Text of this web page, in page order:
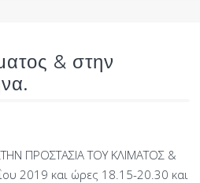
& στην
ΠΡΟΣΤΑΣΙΑ ΤΟΥ ΚΛΙΜΑΤΟΣ &
2019 και ώρες 18.15-20.30 και